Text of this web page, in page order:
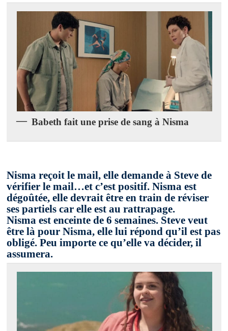
Babeth fait une prise de sang à Nisma
Nisma reçoit le mail, elle demande à Steve de
vérifier le mail…et c’est positif. Nisma est
dégoûtée, elle devrait être en train de réviser
ses partiels car elle est au rattrapage.
Nisma est enceinte de 6 semaines. Steve veut
être là pour Nisma, elle lui répond qu’il est pas
obligé. Peu importe ce qu’elle va décider, il
assumera.